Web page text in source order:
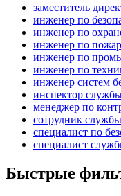
заместитель
инженер по
инженер по
инженер по
инженер по
инженер по
инженер систем
инспектор
менеджер по
сотрудник
специалист по
специалист
Быстрые